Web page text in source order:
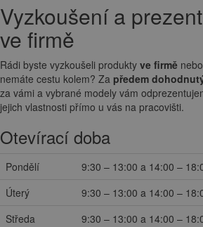
Vyzkoušení a
ve firmě
Rádi byste vyzkoušeli produkty ve firmě
nemáte cestu kolem? Za předem
za vámi a vybrané modely vám
jejich vlastnosti přímo u vás na pracovišti.
Otevírací doba
Pondělí
9:30 – 13:00 a 14:00 –
Úterý
9:30 – 13:00 a 14:00 –
Středa
9:30 – 13:00 a 14:00 –